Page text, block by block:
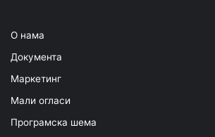
О нама
Документа
Маркетинг
Мали огласи
Програмска шема